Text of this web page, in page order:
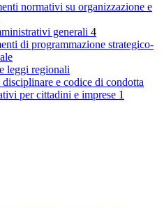
normativi su organizzazione e
generali 4
di programmazione strategico-
leggi regionali
e codice di condotta
per cittadini e imprese 1